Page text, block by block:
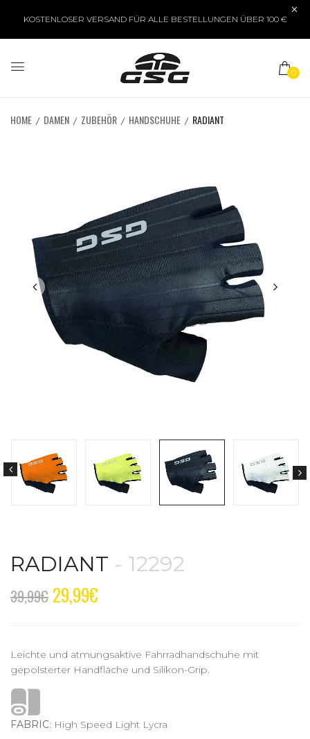
KOSTENLOSER VERSAND FÜR ALLE BESTELLUNGEN ÜBER 100 €
0
HOME DAMEN ZUBEHÖR HANDSCHUHE RADIANT
RADIANT - 12292
39,99€ 29,99€
Leichte und atmungsaktive Fahrradhandschuhe mit
gepolsterter Handfläche und Silikon-Grip.
FABRIC: High Speed Light Lycra